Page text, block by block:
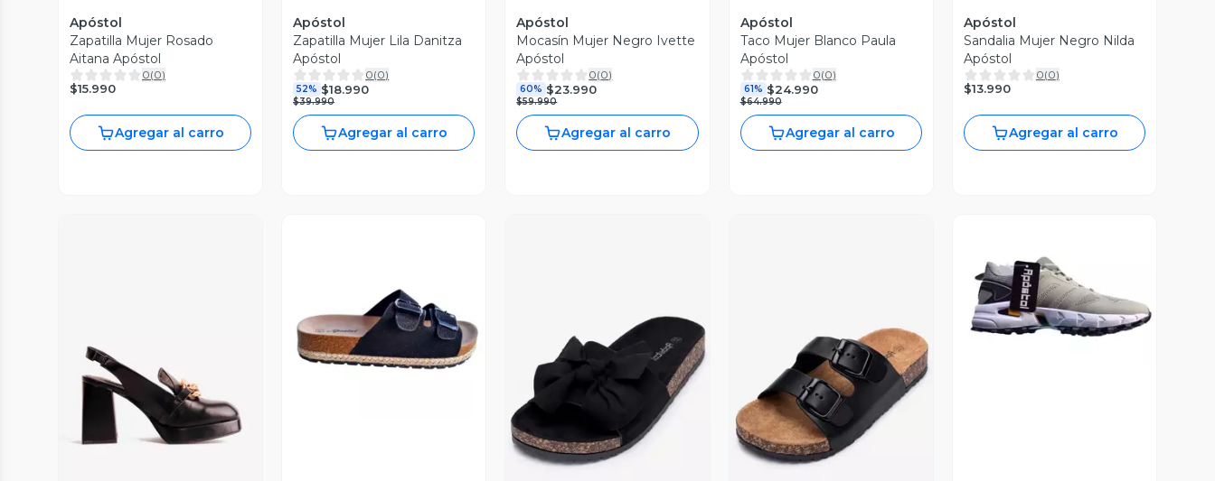
Apóstol
Zapatilla Mujer Rosado
Aitana Apóstol
0(0)
$15.990
Agregar al carro
Apóstol
Zapatilla Mujer Lila Danitza
Apóstol
0(0)
52% $18.990
$39.990
Agregar al carro
Apóstol
Mocasín Mujer Negro Ivette
Apóstol
0(0)
60% $23.990
$59.990
Agregar al carro
Apóstol
Taco Mujer Blanco Paula
Apóstol
0(0)
61% $24.990
$64.990
Agregar al carro
Apóstol
Sandalia Mujer Negro Nilda
Apóstol
0(0)
$13.990
Agregar al carro
Vista Previa
Vista Previa
Vista Previa Vista Previa
Vista Previa